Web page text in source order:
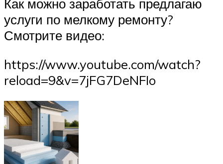
Как можно заработать предлагаю
услуги по мелкому ремонту?
Смотрите видео:
https://www.youtube.com/watch?
reload=9&v=7jFG7DeNFIo